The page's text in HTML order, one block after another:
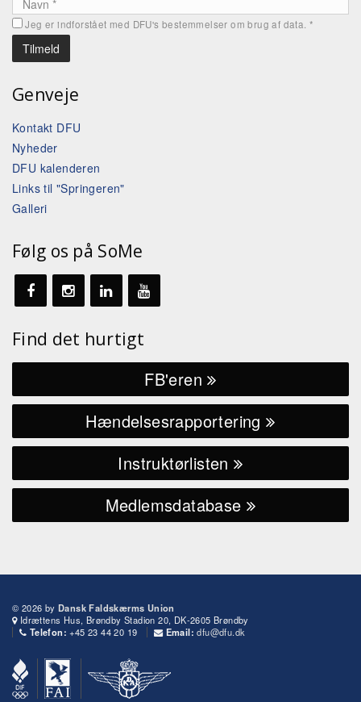
Jeg er indforstået med DFU's bestemmelser om brug af data.*
Genveje
Kontakt DFU
Nyheder
DFU kalenderen
Links til "Springeren"
Galleri
Følg os på SoMe
Find det hurtigt
FB'eren
Hændelsesrapportering
Instruktørlisten
Medlemsdatabase
© 2026 by Dansk Faldskærms Union
Idrættens Hus, Brøndby Stadion 20, DK-2605 Brøndby
Telefon: +45 23 44 20 19 Email: dfu@dfu.dk